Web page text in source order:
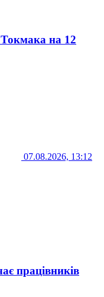
на 12
07.08.2026, 13:12
працівників